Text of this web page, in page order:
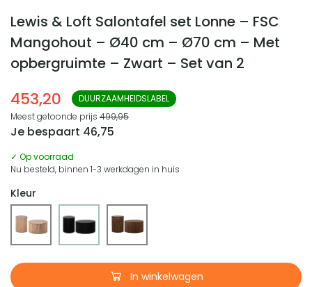
Lewis & Loft Salontafel set Lonne – FSC
Mangohout – Ø40 cm – Ø70 cm – Met
opbergruimte – Zwart – Set van 2
453,20
DUURZAAMHEIDSLABEL
Meest getoonde prijs 499,95
Je bespaart 46,75
✓ Op voorraad
Nu besteld, binnen 1-3 werkdagen in huis
Kleur
In winkelwagen